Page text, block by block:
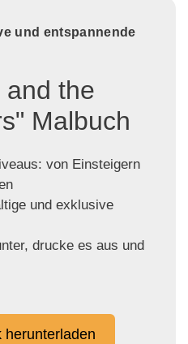
und entspannende
and the
Malbuch
von Einsteigern
und exklusive
drucke es aus und
herunterladen